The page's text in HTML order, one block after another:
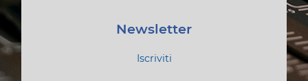
Newsletter
Iscriviti